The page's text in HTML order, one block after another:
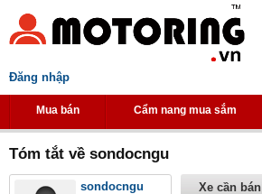
Đăng nhập
Mua bán Cẩm nang mua sắm
Tóm tắt về sondocngu
sondocngu Xe cần bán